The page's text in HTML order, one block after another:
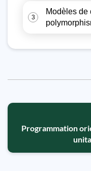
3
Modèles de
Programmation